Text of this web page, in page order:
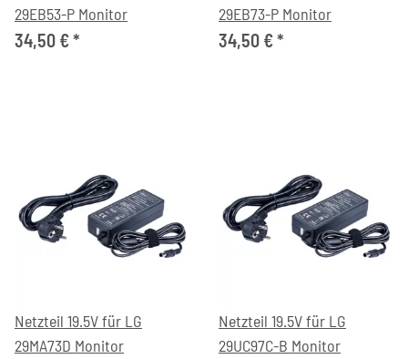
29EB53-P Monitor
34,50 €*
29EB73-P Monitor
34,50 €*
Netzteil 19.5V für LG
29MA73D Monitor
Netzteil 19.5V für LG
29UC97C-B Monitor